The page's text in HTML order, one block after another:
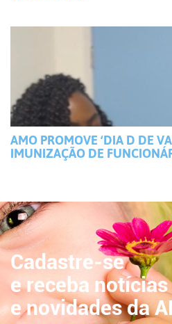
AMO PROMOVE ‘DIA D DE
IMUNIZAÇÃO DE
Cadastre-se
e receba notícias
e novidades da